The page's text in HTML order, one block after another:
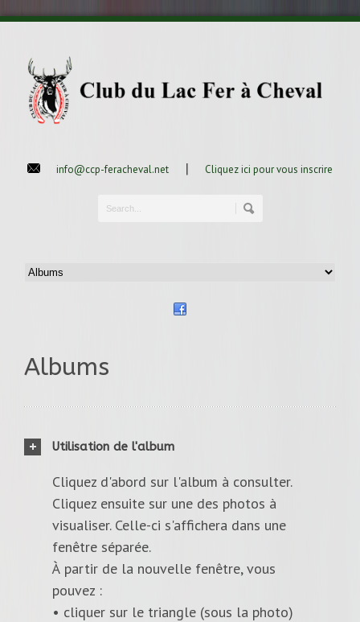
info@ccp-feracheval.net | Cliquez ici pour vous inscrire
Albums
Utilisation de l'album
Cliquez d'abord sur l'album à consulter.
Cliquez ensuite sur une des photos à
visualiser. Celle-ci s'affichera dans une
fenêtre séparée.
À partir de la nouvelle fenêtre, vous
pouvez :
• cliquer sur le triangle (sous la photo)